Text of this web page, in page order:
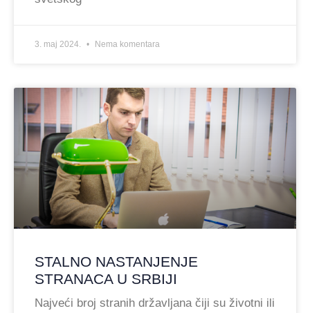
3. maj 2024. Nema komentara
STALNO NASTANJENJE
STRANACA U SRBIJI
Najveći broj stranih državljana čiji su životni ili